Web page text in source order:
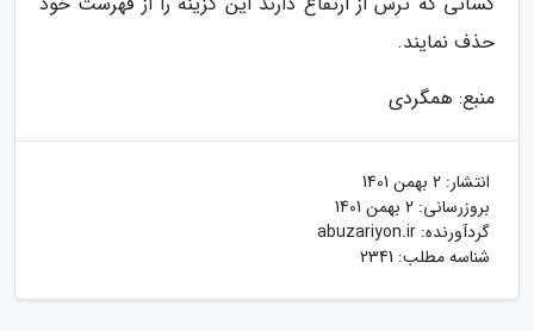
حذف نمایند.
منبع: همگردی
انتشار: 2 بهمن 1401
بروزرسانی: 2 بهمن 1401
گردآورنده: abuzariyon.ir
شناسه مطلب: 2341